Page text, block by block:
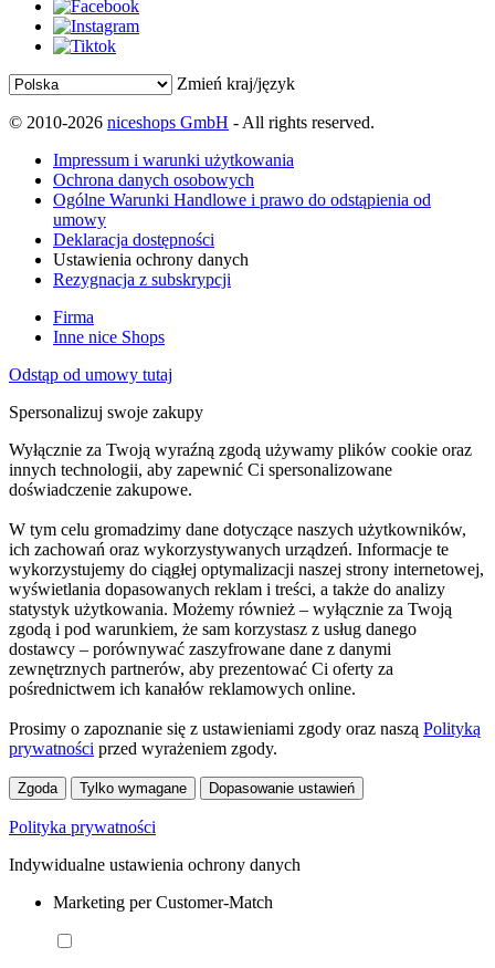
Zmień kraj/język
© 2010-2026 niceshops GmbH - All rights reserved.
Impressum i warunki użytkowania
Ochrona danych osobowych
Ogólne Warunki Handlowe i prawo do odstąpienia od
umowy
Deklaracja dostępności
Ustawienia ochrony danych
Rezygnacja z subskrypcji
Firma
Inne nice Shops
Odstąp od umowy tutaj
Spersonalizuj swoje zakupy
Wyłącznie za Twoją wyraźną zgodą używamy plików cookie oraz
innych technologii, aby zapewnić Ci spersonalizowane
doświadczenie zakupowe.
W tym celu gromadzimy dane dotyczące naszych użytkowników,
ich zachowań oraz wykorzystywanych urządzeń. Informacje te
wykorzystujemy do ciągłej optymalizacji naszej strony internetowej,
wyświetlania dopasowanych reklam i treści, a także do analizy
statystyk użytkowania. Możemy również – wyłącznie za Twoją
zgodą i pod warunkiem, że sam korzystasz z usług danego
dostawcy – porównywać zaszyfrowane dane z danymi
zewnętrznych partnerów, aby prezentować Ci oferty za
pośrednictwem ich kanałów reklamowych online.
Prosimy o zapoznanie się z ustawieniami zgody oraz naszą Polityką
prywatności przed wyrażeniem zgody.
Zgoda Tylko wymagane Dopasowanie ustawień
Polityka prywatności
Indywidualne ustawienia ochrony danych
Marketing per Customer-Match